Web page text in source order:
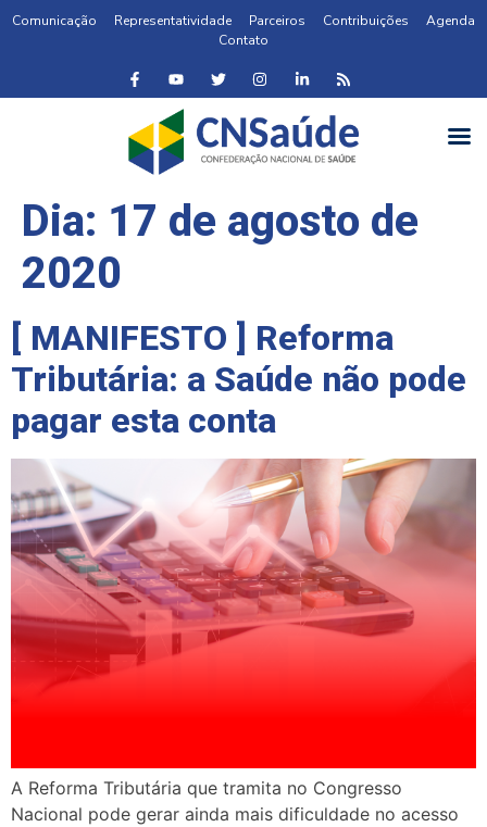
Comunicação Representatividade Parceiros Contribuições
Agenda
Contato
Dia: 17 de agosto de
2020
[ MANIFESTO ] Reforma
Tributária: a Saúde não pode
pagar esta conta
A Reforma Tributária que tramita no Congresso
Nacional pode gerar ainda mais dificuldade no acesso